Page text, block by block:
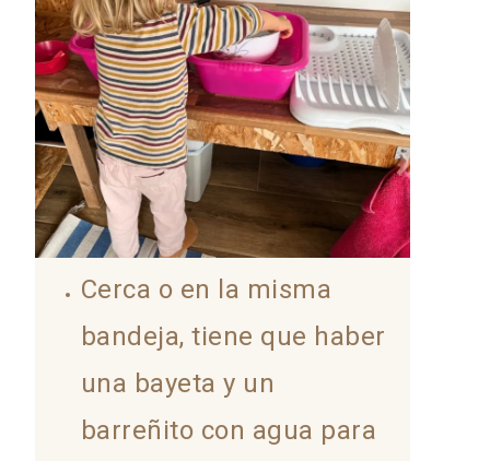
Cerca o en la misma
bandeja, tiene que haber
una bayeta y un
barreñito con agua para